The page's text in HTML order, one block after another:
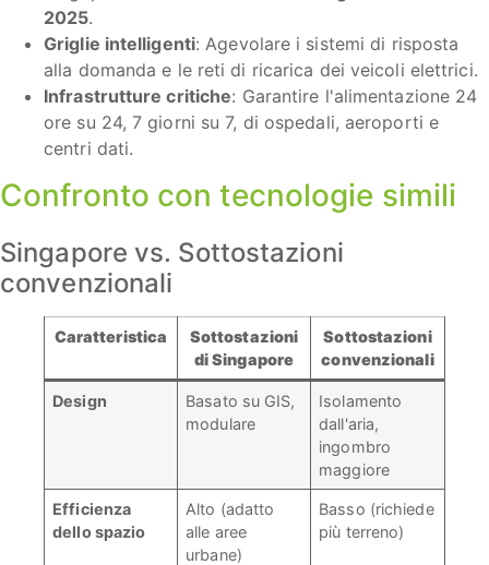
2025.
Griglie intelligenti: Agevolare i sistemi di risposta
alla domanda e le reti di ricarica dei veicoli elettrici.
Infrastrutture critiche: Garantire l'alimentazione 24
ore su 24, 7 giorni su 7, di ospedali, aeroporti e
centri dati.
Confronto con tecnologie simili
Singapore vs. Sottostazioni
convenzionali
Caratteristica
Sottostazioni
di Singapore
Sottostazioni
convenzionali
Design
Basato su GIS,
modulare
Isolamento
dall'aria,
ingombro
maggiore
Efficienza
dello spazio
Alto (adatto
alle aree
urbane)
Basso (richiede
più terreno)